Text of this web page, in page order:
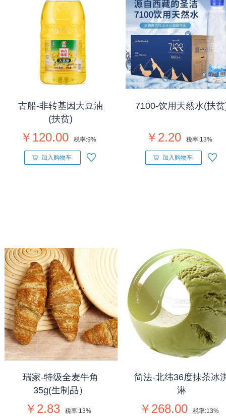
古船-非转基因大豆油
(扶贫)
￥120.00 税率:9%
加入购物车
7100-饮用天然水(扶
￥2.20 税率:13%
加入购物车
瑞家-特级全麦牛角
35g(生制品）
￥2.83 税率:13%
简法-北纬36度抹茶冰
淋
￥268.00 税率:13%